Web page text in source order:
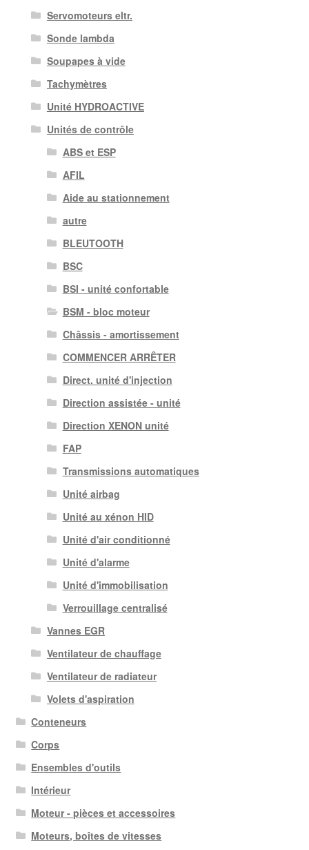
Servomoteurs eltr.
Sonde lambda
Soupapes à vide
Tachymètres
Unité HYDROACTIVE
Unités de contrôle
ABS et ESP
AFIL
Aide au stationnement
autre
BLEUTOOTH
BSC
BSI - unité confortable
BSM - bloc moteur
Châssis - amortissement
COMMENCER ARRÊTER
Direct. unité d'injection
Direction assistée - unité
Direction XENON unité
FAP
Transmissions automatiques
Unité airbag
Unité au xénon HID
Unité d'air conditionné
Unité d'alarme
Unité d'immobilisation
Verrouillage centralisé
Vannes EGR
Ventilateur de chauffage
Ventilateur de radiateur
Volets d'aspiration
Conteneurs
Corps
Ensembles d'outils
Intérieur
Moteur - pièces et accessoires
Moteurs, boîtes de vitesses